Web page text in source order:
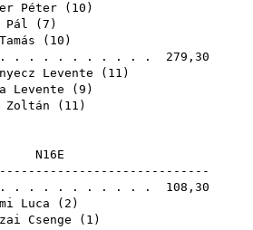
Péter ( 10 )
Pál ( 7 )
( 10 )
. . . . . . . . . . . 279,30
Levente ( 11 )
Levente ( 9 )
Zoltán ( 11 )
N16E
. . . . . . . . . . . 108,30
Luca ( 2 )
Csenge ( 1 )